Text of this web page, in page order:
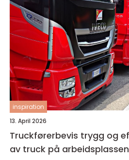
inspiration
13. April 2026
Truckførerbevis trygg og effektiv håndtering
av truck på arbeidsplassen